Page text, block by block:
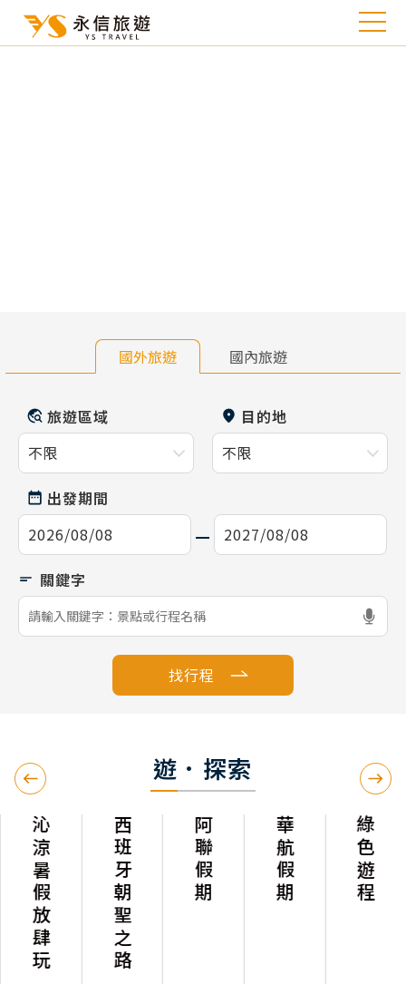
國外旅遊 國內旅遊
旅遊區域 目的地
出發期間
找行程
遊．探索
沁涼暑假放肆玩 西班牙朝聖之路 阿聯假期 華航假期 綠色遊程